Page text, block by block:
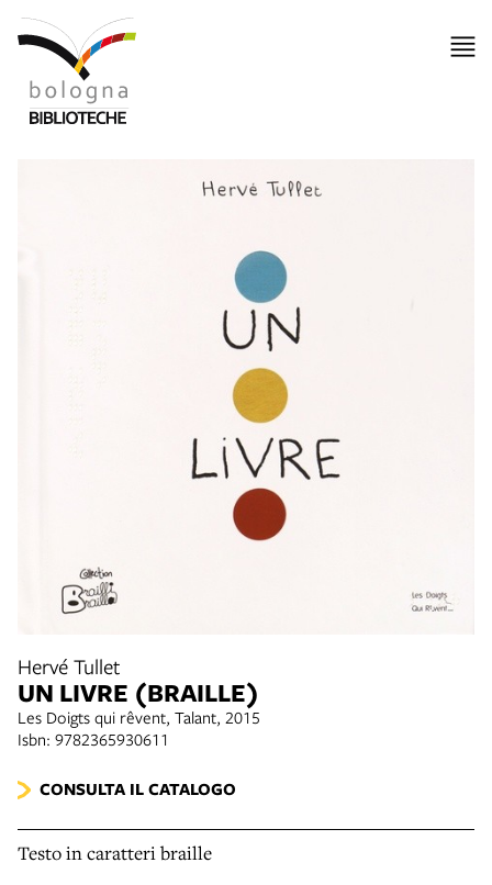
Hervé Tullet
UN LIVRE (BRAILLE)
Les Doigts qui rêvent, Talant, 2015
Isbn: 9782365930611
CONSULTA IL CATALOGO
Testo in caratteri braille